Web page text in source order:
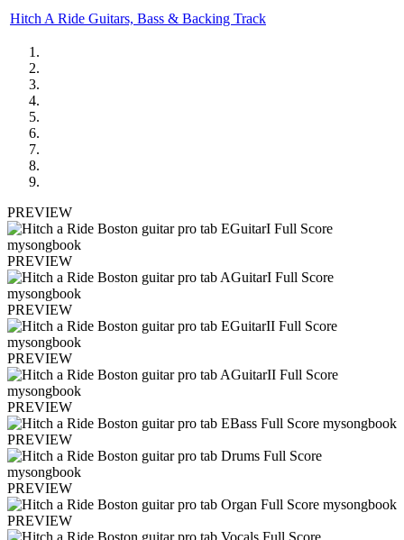
Hitch A Ride Guitars, Bass & Backing Track
PREVIEW
PREVIEW
PREVIEW
PREVIEW
PREVIEW
PREVIEW
PREVIEW
PREVIEW